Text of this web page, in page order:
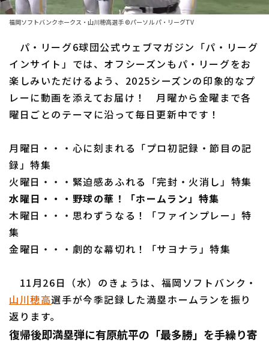
ファーム東地区
ファーム西地区
交流戦
選手名鑑トップ
北海道日本ハムファイターズ
東北楽天ゴールデンイーグルス
埼玉西武ライオンズ
オリックス・バファローズ
福岡ソフトバンクホークス
ニュース
設定
利用規約 プライバシーポリシー
福岡ソフトバンクホークス・山川穂高選手 ©パーソル パ・リーグTV
パ・リーグ6球団公式ウェブマガジン「パ・リーグ
インサイト」では、オフシーズンもパ・リーグをお
楽しみいただけるよう、2025シーズンの印象的なプ
レーに動画を添えてお届け！ 月曜から金曜まで各
曜日ごとのテーマに沿って毎日更新中です！
月曜日・・・心に刻まれる「プロ初記録・節目の記
録」特集
火曜日・・・緊迫感あふれる「完封・火消し」特集
水曜日・・・野球の華！「ホームラン」特集
木曜日・・・思わずうなる！「ファインプレー」特
集
金曜日・・・劇的な幕切れ！「サヨナラ」特集
11月26日（水）のきょうは、福岡ソフトバンク・
山川穂高選手が今季記録した満塁ホームランを振り
返ります。
復帰後即満塁弾に有原航平の「最多勝」を手繰り寄